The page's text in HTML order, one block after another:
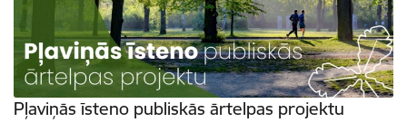
Pļaviņās īsteno publiskās ārtelpas projektu